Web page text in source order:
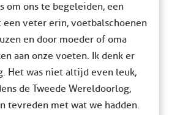
om ons te begeleiden, een
een veter erin, voetbalschoenen
en door moeder of oma
aan onze voeten. Ik denk er
Het was niet altijd even leuk,
de Tweede Wereldoorlog,
tevreden met wat we hadden.